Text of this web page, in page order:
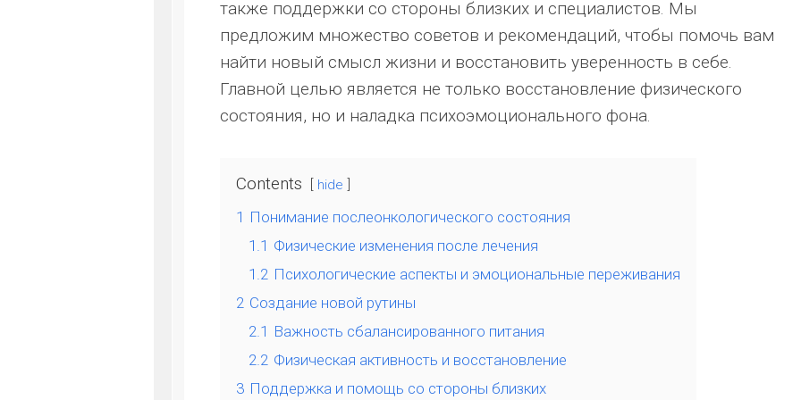
также поддержки со стороны близких и специалистов. Мы
предложим множество советов и рекомендаций, чтобы помочь вам
найти новый смысл жизни и восстановить уверенность в себе.
Главной целью является не только восстановление физического
состояния, но и наладка психоэмоционального фона.
Contents hide
1 Понимание послеонкологического состояния
1.1 Физические изменения после лечения
1.2 Психологические аспекты и эмоциональные переживания
2 Создание новой рутины
2.1 Важность сбалансированного питания
2.2 Физическая активность и восстановление
3 Поддержка и помощь со стороны близких